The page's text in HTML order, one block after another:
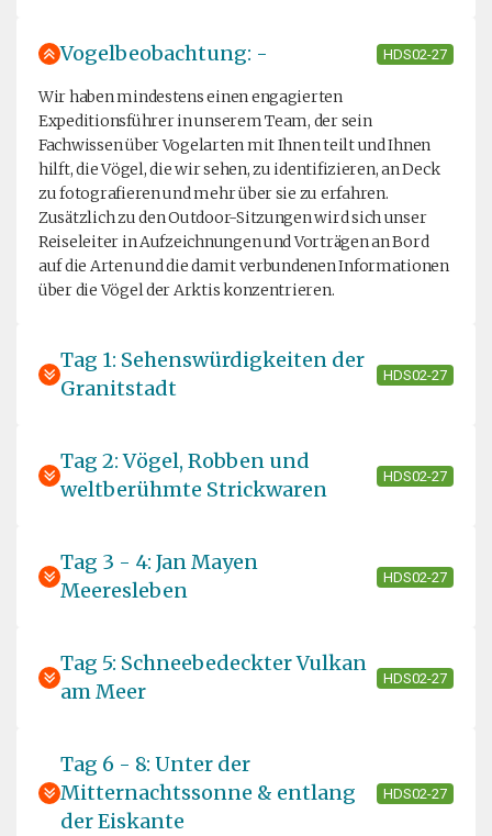
Vogelbeobachtung: - HDS02-27
Wir haben mindestens einen engagierten
Expeditionsführer in unserem Team, der sein
Fachwissen über Vogelarten mit Ihnen teilt und Ihnen
hilft, die Vögel, die wir sehen, zu identifizieren, an Deck
zu fotografieren und mehr über sie zu erfahren.
Zusätzlich zu den Outdoor-Sitzungen wird sich unser
Reiseleiter in Aufzeichnungen und Vorträgen an Bord
auf die Arten und die damit verbundenen Informationen
über die Vögel der Arktis konzentrieren.
Tag 1: Sehenswürdigkeiten der
Granitstadt
HDS02-27
Tag 2: Vögel, Robben und
weltberühmte Strickwaren
HDS02-27
Tag 3 - 4: Jan Mayen
Meeresleben
HDS02-27
Tag 5: Schneebedeckter Vulkan
am Meer
HDS02-27
Tag 6 - 8: Unter der
Mitternachtssonne & entlang
der Eiskante
HDS02-27